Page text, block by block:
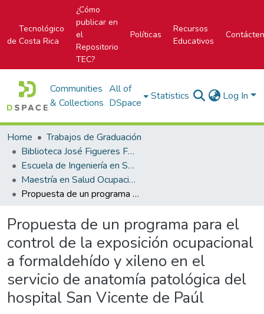
Tecnológico
de Costa Rica
¿Cómo
publicar en
el
Repositorio
TEC?
Políticas
Recursos
Educativos
Communities
& Collections
All of
DSpace
Statistics Log In
Home
Trabajos de Graduación
Biblioteca José Figueres Ferrer
Escuela de Ingeniería en Seguridad Laboral e Higiene Ambiental
Maestría en Salud Ocupacional con énfasis en Higiene Ambiental
Propuesta de un programa para el control de la exposición ocupacional a formaldehído y xileno en el servicio de anatomía patológica del hospital San Vicente de Paúl
Propuesta de un programa para el
control de la exposición ocupacional
a formaldehído y xileno en el
servicio de anatomía patológica del
hospital San Vicente de Paúl